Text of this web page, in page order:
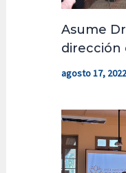
Asume
dirección
agosto 17,